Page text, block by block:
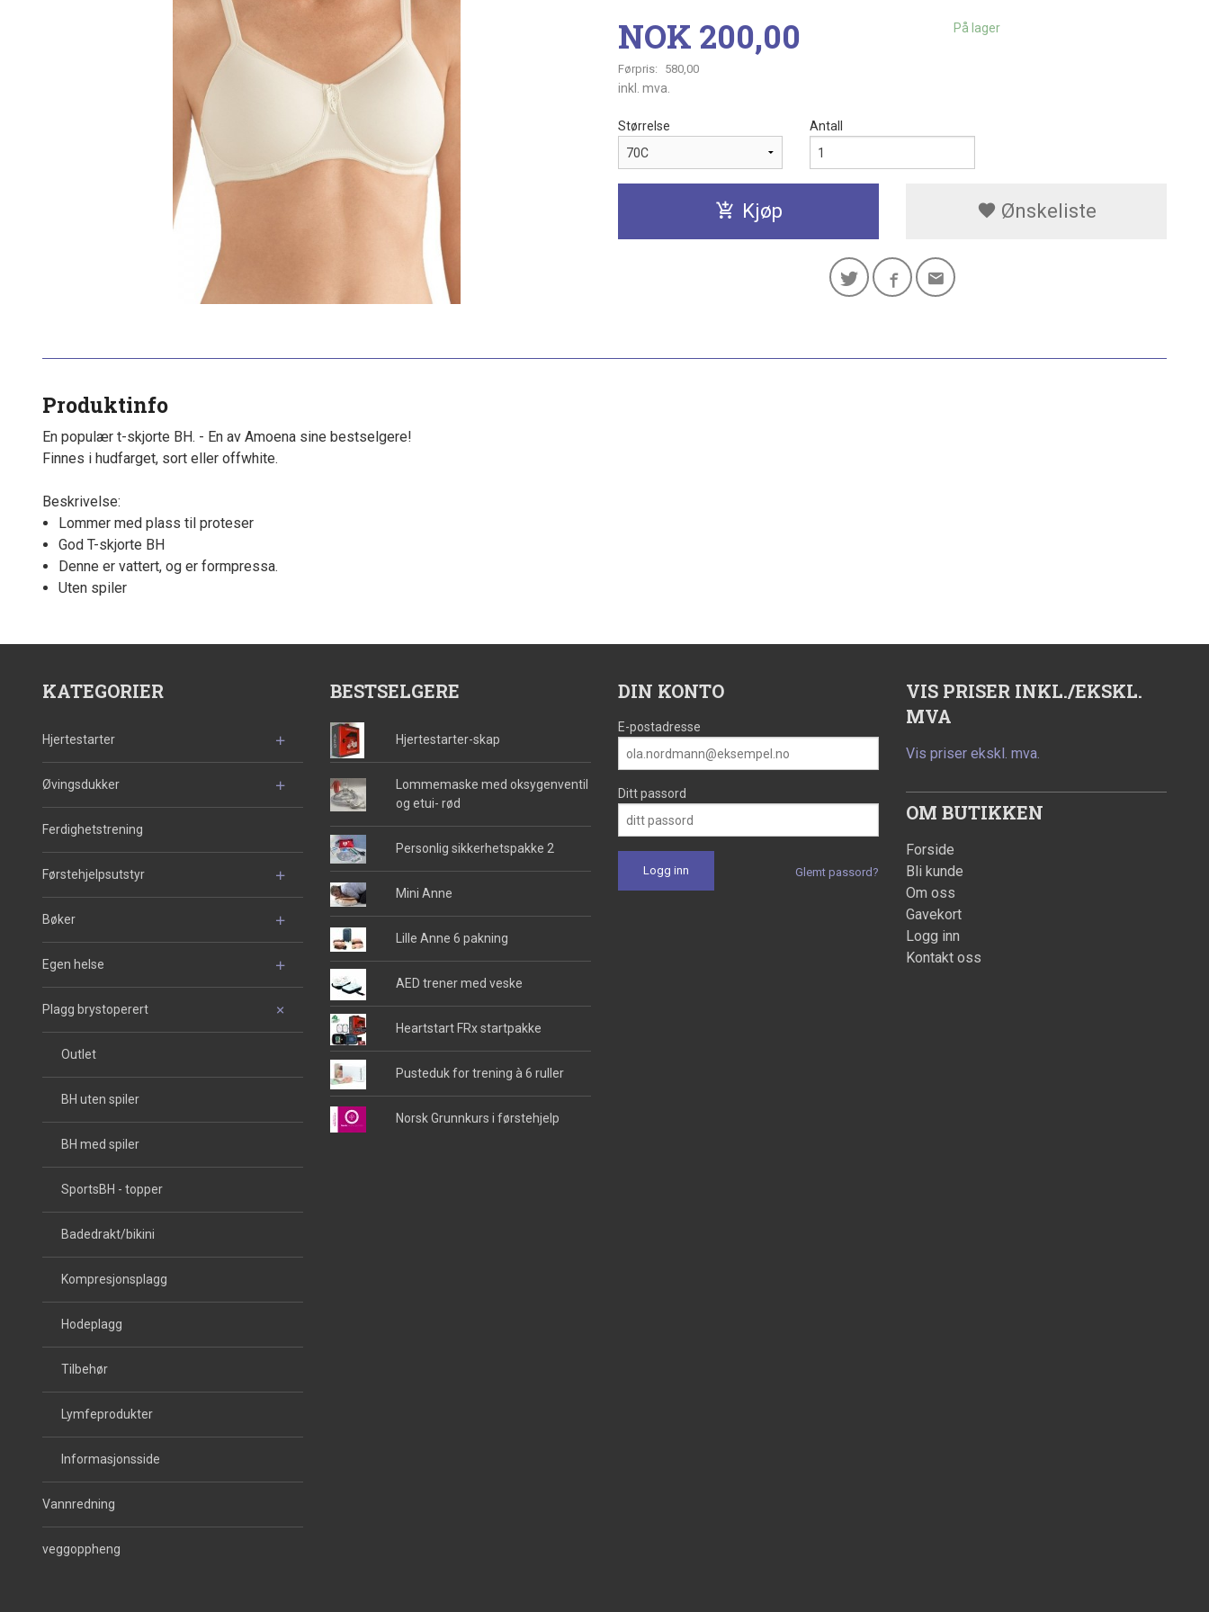
Tilbud
NOK 200,00
Førpris: 580,00
Rabatt
inkl. mva.
På lager
Størrelse Antall
Kjøp Ønskeliste
Produktinfo
En populær t-skjorte BH. - En av Amoena sine bestselgere!
Finnes i hudfarget, sort eller offwhite.
Beskrivelse:
Lommer med plass til proteser
God T-skjorte BH
Denne er vattert, og er formpressa.
Uten spiler
KATEGORIER
Hjertestarter
Øvingsdukker
Ferdighetstrening
Førstehjelpsutstyr
Bøker
Egen helse
Plagg brystoperert
Outlet
BH uten spiler
BH med spiler
SportsBH - topper
Badedrakt/bikini
Kompresjonsplagg
Hodeplagg
Tilbehør
Lymfeprodukter
Informasjonsside
Vannredning
veggoppheng
BESTSELGERE
Hjertestarter-skap
Lommemaske med oksygenventil
og etui- rød
Personlig sikkerhetspakke 2
Mini Anne
Lille Anne 6 pakning
AED trener med veske
Heartstart FRx startpakke
Pusteduk for trening à 6 ruller
Norsk Grunnkurs i førstehjelp
DIN KONTO
E-postadresse
Ditt passord
Glemt passord?
VIS PRISER INKL./EKSKL.
MVA
Vis priser ekskl. mva.
OM BUTIKKEN
Forside
Bli kunde
Om oss
Gavekort
Logg inn
Kontakt oss